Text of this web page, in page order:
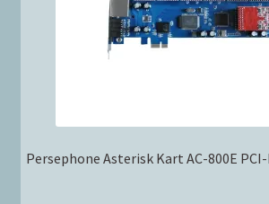
Persephone Asterisk Kart AC-800E PCI-